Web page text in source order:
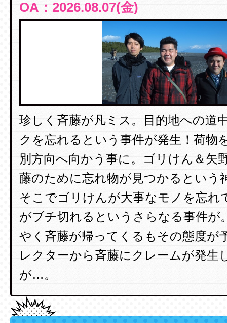
OA：2026.08.07(金)
珍しく斉藤が凡ミス。目的地への道
クを忘れるという事件が発生！荷物
別方向へ向かう事に。ゴリけん＆矢
藤のために忘れ物が見つかるという
そこでゴリけんが大事なモノを忘れ
がブチ切れるというさらなる事件が
やく斉藤が帰ってくるもその態度が
レクターから斉藤にクレームが発生
が…。